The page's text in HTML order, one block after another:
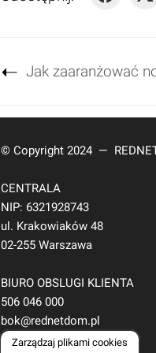
Jak zaaranżować
© Copyright 2024 —
CENTRALA
NIP: 6321928743
ul. Krakowiaków 48
02-255 Warszawa
BIURO OBSLUGI KLIENTA
506 046 000
bok@rednetdom.pl
Zarządzaj plikami cookies